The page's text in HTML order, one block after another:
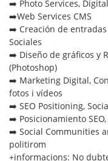
➡️ Photo Services,
➡️Web Services CMS
➡️ Creación de entradas
Sociales
➡️ Diseño de gráficos y
(Photoshop)
➡️ Marketing Digital,
fotos i vídeos
➡️ SEO Positioning,
➡️ Posicionamiento
➡️ Social Communities
politirom
+informacions: No